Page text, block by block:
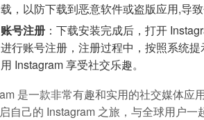
载，以防下载到恶意软件或盗版应用,导
账号注册 ：下载安装完成后，打开
进行账号注册，注册过程中，按照系统
用 Instagram 享受社交乐趣。
是一款非常有趣和实用的社交媒体应
自己的 Instagram 之旅，与全球用户